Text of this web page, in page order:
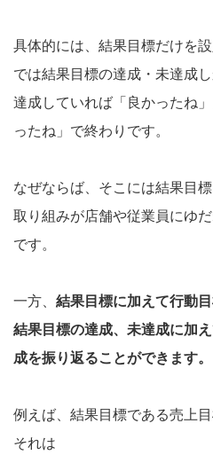
具体的には、結果目標だけを
では結果目標の達成・未達成
達成していれば「良かったね
ったね」で終わりです。
なぜならば、そこには結果目
取り組みが店舗や従業員にゆ
です。
一方、 結果目標に加えて行動
結果目標の達成、未達成に加
成を振り返ることができます。
例えば、結果目標である売上
それは